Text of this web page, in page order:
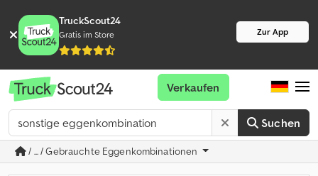
TruckScout24
Gratis im Store Zur App
Suchen
Verkaufen
/ ... / Gebrauchte Eggenkombinationen